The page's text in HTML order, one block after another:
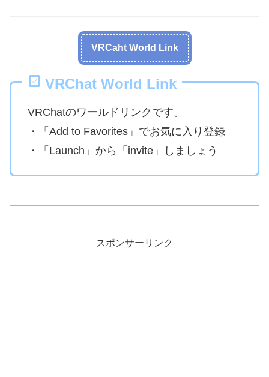
VRCaht World Link
VRChat World Link
VRChatのワールドリンクです。
・「Add to Favorites」でお気に入り登録
・「Launch」から「invite」しましょう
スポンサーリンク